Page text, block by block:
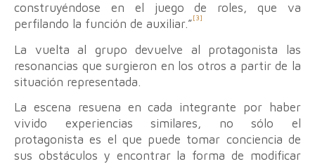
construyéndose en el juego de roles, que va
perfilando la función de auxiliar.”[3]
La vuelta al grupo devuelve al protagonista las
resonancias que surgieron en los otros a partir de la
situación representada.
La escena resuena en cada integrante por haber
vivido experiencias similares, no sólo el
protagonista es el que puede tomar conciencia de
sus obstáculos y encontrar la forma de modificar